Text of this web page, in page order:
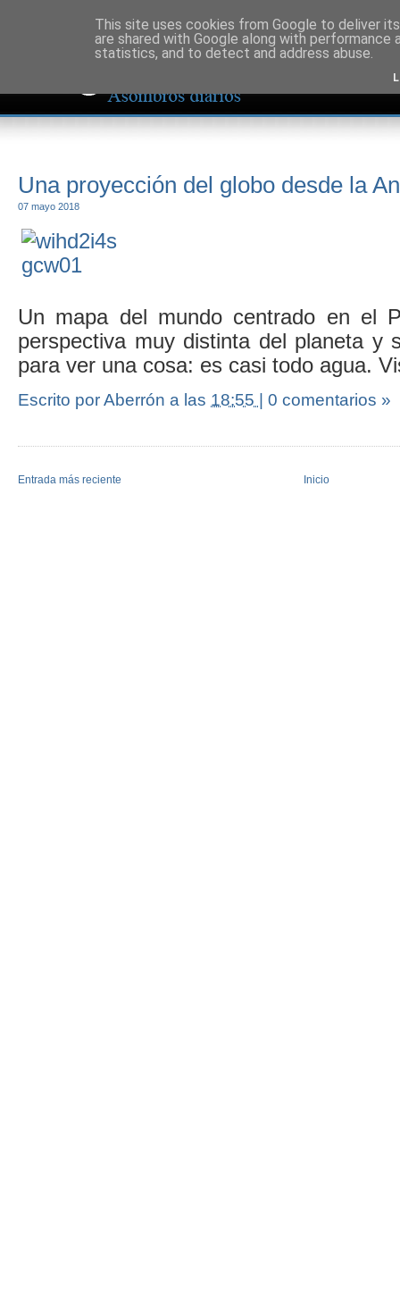
Una proyección del globo desde la
07 mayo 2018
Un mapa del mundo centrado en el
perspectiva muy distinta del planeta y
para ver una cosa: es casi todo agua.
Escrito por Aberrón a las 18:55 | 0 comentarios »
Entrada más reciente Inicio
This site uses cookies from Google to deliver
are shared with Google along with
statistics, and to detect and address abuse.